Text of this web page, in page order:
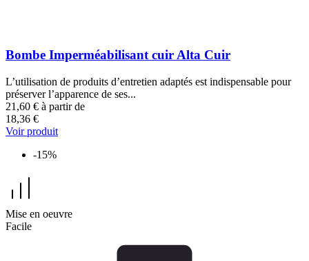
Bombe Imperméabilisant cuir Alta Cuir
L’utilisation de produits d’entretien adaptés est indispensable pour
préserver l’apparence de ses...
21,60 € à partir de
18,36 €
Voir produit
-15%
Mise en oeuvre
Facile